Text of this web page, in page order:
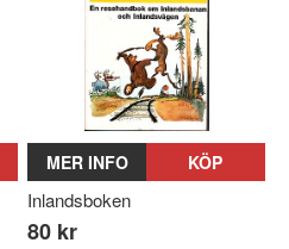
MER INFO KÖP
Inlandsboken
80 kr